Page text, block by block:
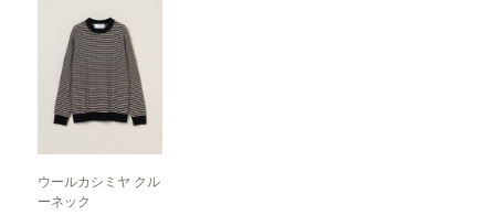
ウールカシミヤ クル
ーネック